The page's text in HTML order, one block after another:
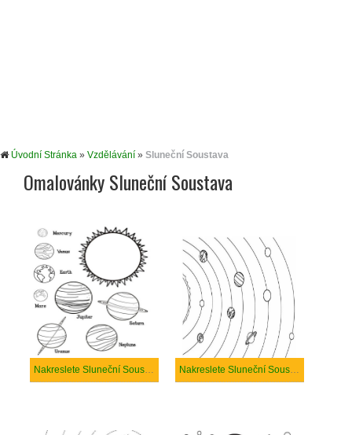
Úvodní Stránka » Vzdělávání » Sluneční Soustava
Omalovánky Sluneční Soustava
Nakreslete Sluneční Soustava k vytisknutí zdarma Nakreslete Sluneční Soustava k vytisknutí